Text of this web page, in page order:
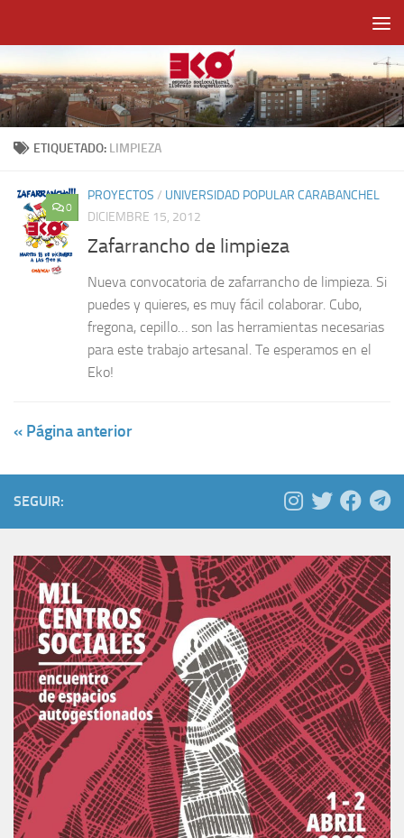
ETIQUETADO: LIMPIEZA
0
PROYECTOS / UNIVERSIDAD POPULAR CARABANCHEL
DICIEMBRE 15, 2012
Zafarrancho de limpieza
Nueva convocatoria de zafarrancho de limpieza. Si
puedes y quieres, es muy fácil colaborar. Cubo,
fregona, cepillo… son las herramientas necesarias
para este trabajo artesanal. Te esperamos en el
Eko!
« Página anterior
SEGUIR: